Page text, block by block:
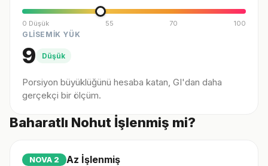
0 Düşük 55 70 100
GLİSEMİK YÜK
9 Düşük
Porsiyon büyüklüğünü hesaba katan, GI'dan daha
gerçekçi bir ölçüm.
Baharatlı Nohut İşlenmiş mi?
NOVA 2 Az İşlenmiş